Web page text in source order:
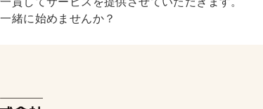
緒に始めませんか？